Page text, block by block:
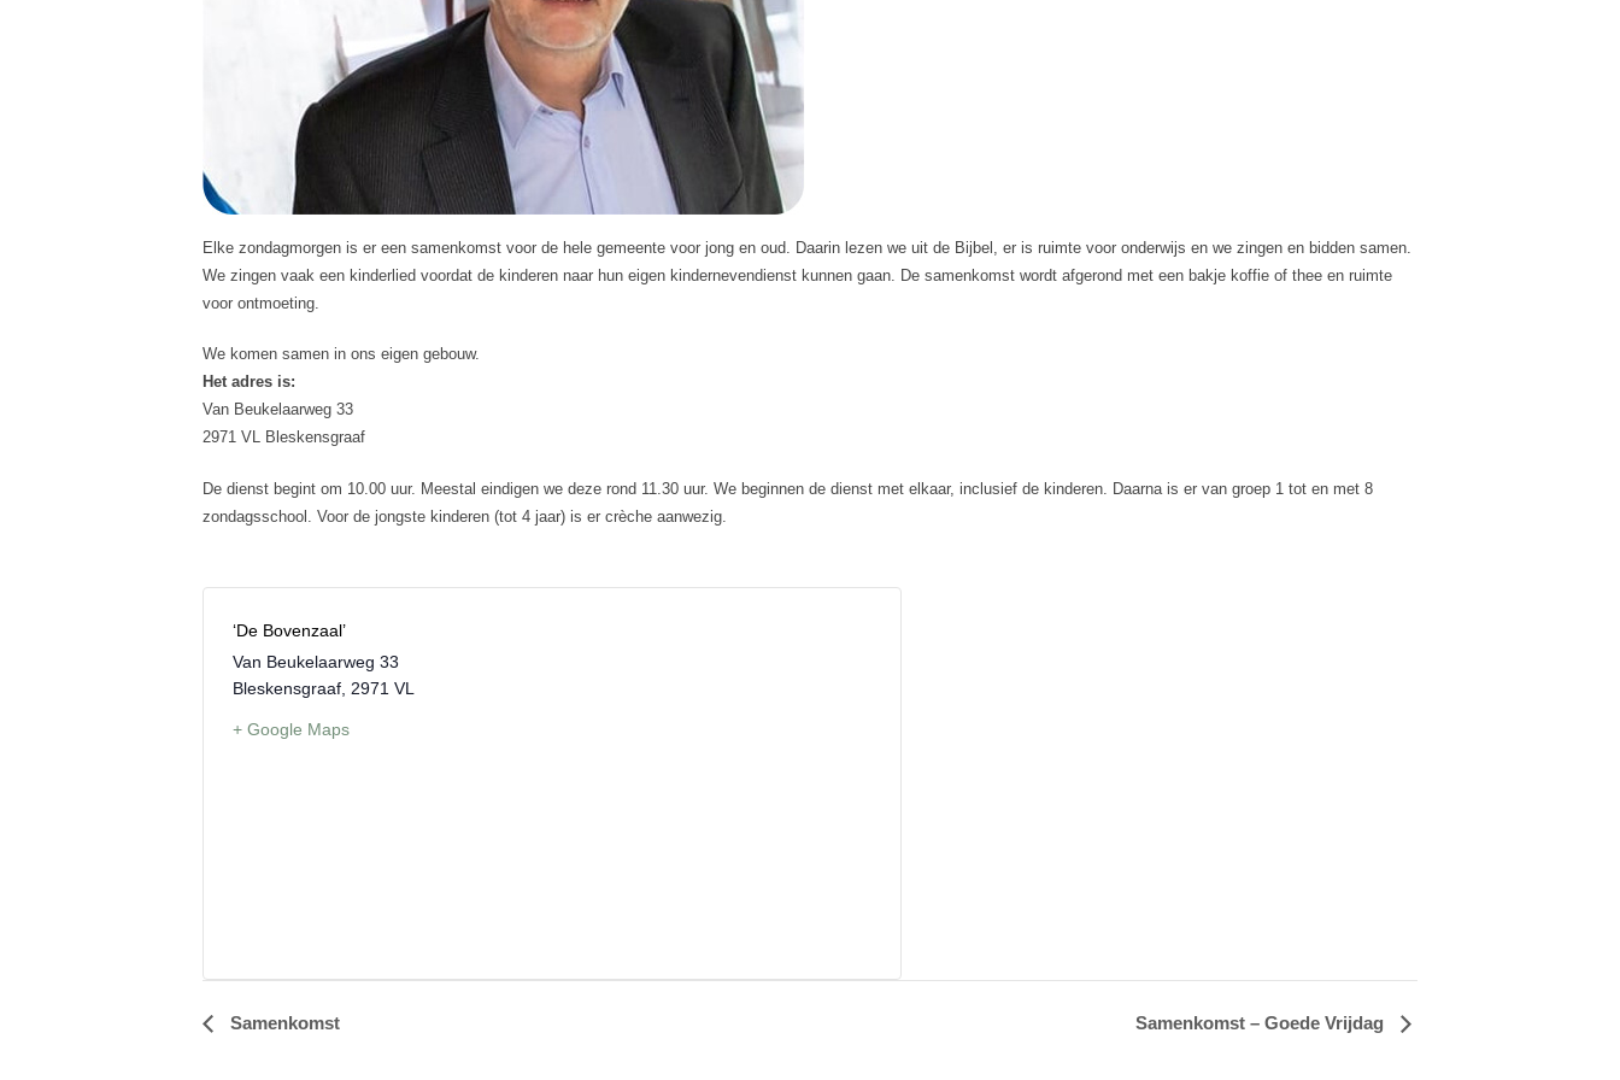
Elke zondagmorgen is er een samenkomst voor de hele gemeente voor jong en oud. Daarin lezen we uit de Bijbel, er is ruimte voor onderwijs en we zingen en bidden samen.
We zingen vaak een kinderlied voordat de kinderen naar hun eigen kindernevendienst kunnen gaan. De samenkomst wordt afgerond met een bakje koffie of thee en ruimte
voor ontmoeting.
We komen samen in ons eigen gebouw.
Het adres is:
Van Beukelaarweg 33
2971 VL Bleskensgraaf
De dienst begint om 10.00 uur. Meestal eindigen we deze rond 11.30 uur. We beginnen de dienst met elkaar, inclusief de kinderen. Daarna is er van groep 1 tot en met 8
zondagsschool. Voor de jongste kinderen (tot 4 jaar) is er crèche aanwezig.
‘De Bovenzaal’
Van Beukelaarweg 33
Bleskensgraaf, 2971 VL
+ Google Maps
E
Samenkomst Samenkomst – Goede Vrijdag